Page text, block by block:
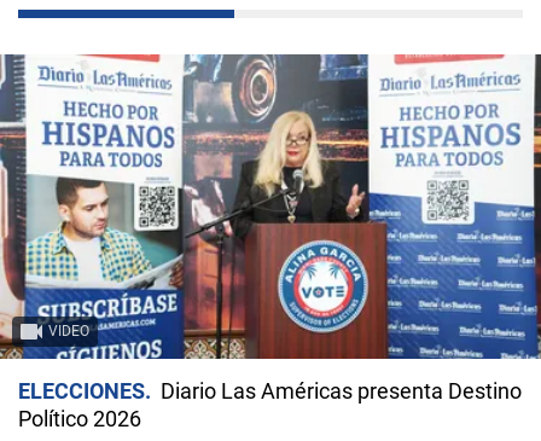
VIDEO
ELECCIONES
Diario Las Américas presenta Destino
Político 2026